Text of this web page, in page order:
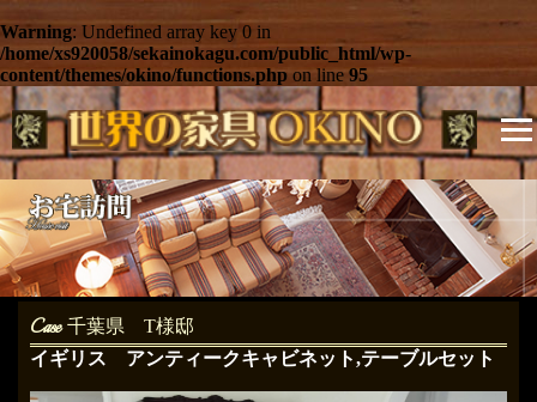
Warning: Undefined array key 0 in
/home/xs920058/sekainokagu.com/public_html/wp-
content/themes/okino/functions.php on line95
千葉県 T様邸
イギリス アンティークキャビネット,テーブルセット